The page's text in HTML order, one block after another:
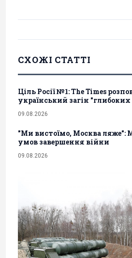
СХОЖІ СТАТТІ
Ціль Росії №1: The Times
український загін
09.08.2026
"Ми вистоїмо, Москва ляже":
умов завершення війни
09.08.2026